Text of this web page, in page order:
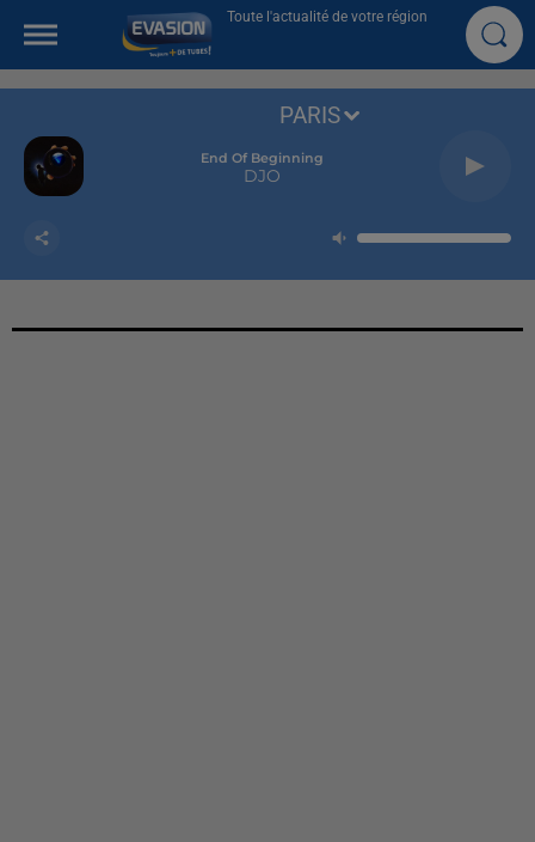
Toute l'actualité de votre région
End Of Beginning
DJO
PARIS